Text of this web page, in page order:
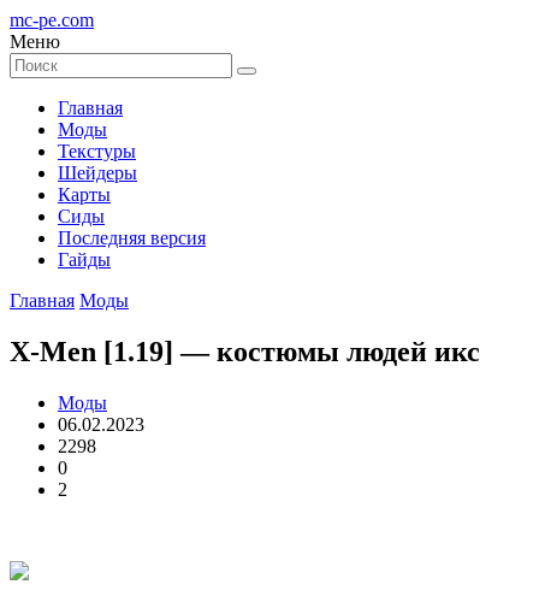
mc-pe.com
Меню
Главная
Моды
Текстуры
Шейдеры
Карты
Сиды
Последняя версия
Гайды
Главная Моды
X-Men [1.19] — костюмы людей икс
Моды
06.02.2023
2298
0
2